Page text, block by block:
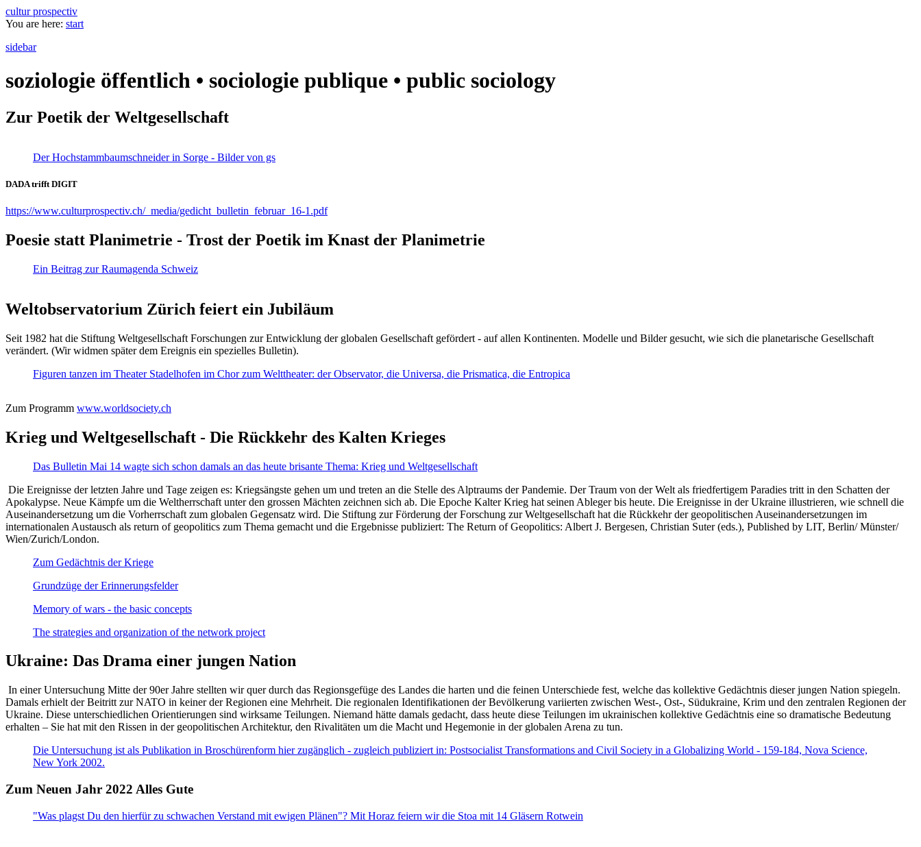
cultur prospectiv
You are here: start
sidebar
soziologie öffentlich • sociologie publique • public sociology
Zur Poetik der Weltgesellschaft
Der Hochstammbaumschneider in Sorge - Bilder von gs
DADA trifft DIGIT
https://www.culturprospectiv.ch/_media/gedicht_bulletin_februar_16-1.pdf
Poesie statt Planimetrie - Trost der Poetik im Knast der Planimetrie
Ein Beitrag zur Raumagenda Schweiz
Weltobservatorium Zürich feiert ein Jubiläum
Seit 1982 hat die Stiftung Weltgesellschaft Forschungen zur Entwicklung der globalen Gesellschaft gefördert - auf allen Kontinenten. Modelle und Bilder gesucht, wie sich die planetarische Gesellschaft
verändert. (Wir widmen später dem Ereignis ein spezielles Bulletin).
Figuren tanzen im Theater Stadelhofen im Chor zum Welttheater: der Observator, die Universa, die Prismatica, die Entropica
Zum Programm www.worldsociety.ch
Krieg und Weltgesellschaft - Die Rückkehr des Kalten Krieges
Das Bulletin Mai 14 wagte sich schon damals an das heute brisante Thema: Krieg und Weltgesellschaft
Die Ereignisse der letzten Jahre und Tage zeigen es: Kriegsängste gehen um und treten an die Stelle des Alptraums der Pandemie. Der Traum von der Welt als friedfertigem Paradies tritt in den Schatten der
Apokalypse. Neue Kämpfe um die Weltherrschaft unter den grossen Mächten zeichnen sich ab. Die Epoche Kalter Krieg hat seinen Ableger bis heute. Die Ereignisse in der Ukraine illustrieren, wie schnell die
Auseinandersetzung um die Vorherrschaft zum globalen Gegensatz wird. Die Stiftung zur Förderung der Forschung zur Weltgesellschaft hat die Rückkehr der geopolitischen Auseinandersetzungen im
internationalen Austausch als return of geopolitics zum Thema gemacht und die Ergebnisse publiziert: The Return of Geopolitics: Albert J. Bergesen, Christian Suter (eds.), Published by LIT, Berlin/ Münster/
Wien/Zurich/London.
Zum Gedächtnis der Kriege
Grundzüge der Erinnerungsfelder
Memory of wars - the basic concepts
The strategies and organization of the network project
Ukraine: Das Drama einer jungen Nation
In einer Untersuchung Mitte der 90er Jahre stellten wir quer durch das Regionsgefüge des Landes die harten und die feinen Unterschiede fest, welche das kollektive Gedächtnis dieser jungen Nation spiegeln.
Damals erhielt der Beitritt zur NATO in keiner der Regionen eine Mehrheit. Die regionalen Identifikationen der Bevölkerung variierten zwischen West-, Ost-, Südukraine, Krim und den zentralen Regionen der
Ukraine. Diese unterschiedlichen Orientierungen sind wirksame Teilungen. Niemand hätte damals gedacht, dass heute diese Teilungen im ukrainischen kollektive Gedächtnis eine so dramatische Bedeutung
erhalten – Sie hat mit den Rissen in der geopolitischen Architektur, den Rivalitäten um die Macht und Hegemonie in der globalen Arena zu tun.
Die Untersuchung ist als Publikation in Broschürenform hier zugänglich - zugleich publiziert in: Postsocialist Transformations and Civil Society in a Globalizing World - 159-184, Nova Science,
New York 2002.
Zum Neuen Jahr 2022 Alles Gute
"Was plagst Du den hierfür zu schwachen Verstand mit ewigen Plänen"? Mit Horaz feiern wir die Stoa mit 14 Gläsern Rotwein